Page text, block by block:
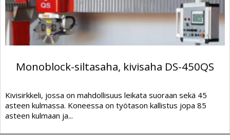
Monoblock-siltasaha, kivisaha DS-450QS
Kivisirkkeli, jossa on mahdollisuus leikata suoraan sekä 45
asteen kulmassa. Koneessa on työtason kallistus jopa 85
asteen kulmaan ja...